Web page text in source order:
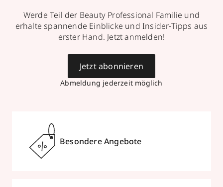
Werde Teil der Beauty Professional Familie und
erhalte spannende Einblicke und Insider-Tipps aus
erster Hand. Jetzt anmelden!
Abmeldung jederzeit möglich
Jetzt abonnieren
Besondere Angebote